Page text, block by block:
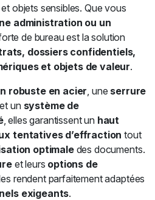
objets sensibles. Que vous
administration ou un
de bureau est la solution
dossiers confidentiels,
et objets de valeur.
robuste en acier , une serrure
et un système de
, elles garantissent un haut
tentatives d’effraction tout
optimaledes documents.
et leurs options de
rendent parfaitement adaptées
exigeants.